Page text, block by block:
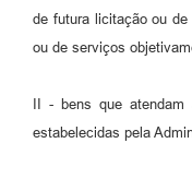
de futura licitação ou
ou de serviços
II - bens que atendam
estabelecidas pela